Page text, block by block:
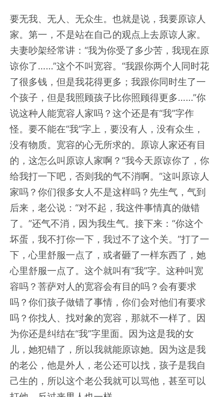
要无我、无人、无众生。也就是说，我要原谅人
家。第一，不是站在自己的观点上去原谅人家。
夫妻吵架经常讲：“我为你受了多少苦，我现在原
谅你了……”这个不叫宽容。“我跟你两个人同时花
了很多钱，但是我花得更多；我跟你同时生了一
个孩子，但是我照顾孩子比你照顾得更多……”你
说这种人能宽容人家吗？这个还是有“我”字作
怪。要不能在“我”字上，要没有人，没有众生，
没有物质。宽容的心无所求的。原谅人家还有目
的，这怎么叫原谅人家啊？“我今天原谅你了，你
给我打一下吧，否则我的气不消啊。”这叫原谅人
家吗？你们很多女人不是这样吗？先生气，气到
后来，老公说：“对不起，我这件事情真的做错
了。”还气不消，因为我生气。接下来：“你这个
坏蛋，我不打你一下，我过不了这个关。”打了一
下，心里舒服一点了，或者砸了一样东西了，她
心里舒服一点了。这个就叫有“我”字。这种叫宽
容吗？菩萨对人的宽容会有目的吗？会有要求
吗？你们孩子做错了事情，你们会对他们有要求
吗？你找人、找对象的宽容，那就不一样了。因
为你还是纠结在“我”字里面。因为这是我的女
儿，她犯错了，所以我就能原谅她。因为这是我
的老公，他是外人，老公还可以找，孩子是我自
己生的，所以这个老公我就可以骂他，甚至可以